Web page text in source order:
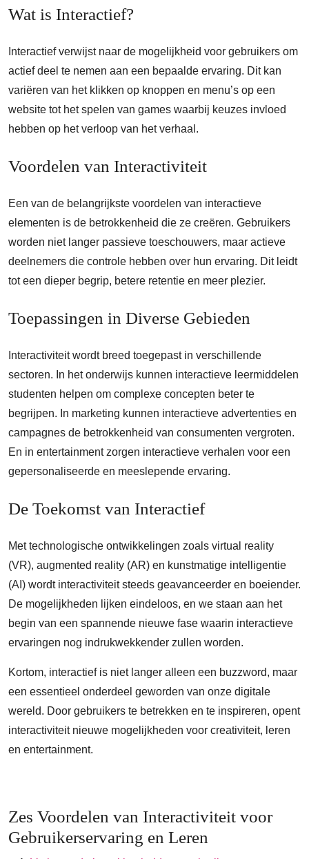
Wat is Interactief?
Interactief verwijst naar de mogelijkheid voor gebruikers om
actief deel te nemen aan een bepaalde ervaring. Dit kan
variëren van het klikken op knoppen en menu’s op een
website tot het spelen van games waarbij keuzes invloed
hebben op het verloop van het verhaal.
Voordelen van Interactiviteit
Een van de belangrijkste voordelen van interactieve
elementen is de betrokkenheid die ze creëren. Gebruikers
worden niet langer passieve toeschouwers, maar actieve
deelnemers die controle hebben over hun ervaring. Dit leidt
tot een dieper begrip, betere retentie en meer plezier.
Toepassingen in Diverse Gebieden
Interactiviteit wordt breed toegepast in verschillende
sectoren. In het onderwijs kunnen interactieve leermiddelen
studenten helpen om complexe concepten beter te
begrijpen. In marketing kunnen interactieve advertenties en
campagnes de betrokkenheid van consumenten vergroten.
En in entertainment zorgen interactieve verhalen voor een
gepersonaliseerde en meeslepende ervaring.
De Toekomst van Interactief
Met technologische ontwikkelingen zoals virtual reality
(VR), augmented reality (AR) en kunstmatige intelligentie
(AI) wordt interactiviteit steeds geavanceerder en boeiender.
De mogelijkheden lijken eindeloos, en we staan aan het
begin van een spannende nieuwe fase waarin interactieve
ervaringen nog indrukwekkender zullen worden.
Kortom, interactief is niet langer alleen een buzzword, maar
een essentieel onderdeel geworden van onze digitale
wereld. Door gebruikers te betrekken en te inspireren, opent
interactiviteit nieuwe mogelijkheden voor creativiteit, leren
en entertainment.
Zes Voordelen van Interactiviteit voor
Gebruikerservaring en Leren